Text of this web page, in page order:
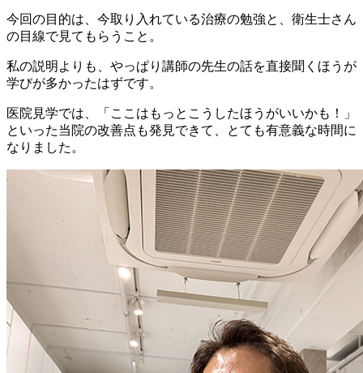
今回の目的は、今取り入れている治療の勉強と、衛生士さん
の目線で見てもらうこと。
私の説明よりも、やっぱり講師の先生の話を直接聞くほうが
学びが多かったはずです。
医院見学では、「ここはもっとこうしたほうがいいかも！」
といった当院の改善点も発見できて、とても有意義な時間に
なりました。